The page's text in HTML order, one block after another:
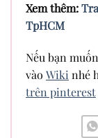
Xem thêm:
TpHCM
Nếu bạn
vào Wiki nhé
trên pinterest